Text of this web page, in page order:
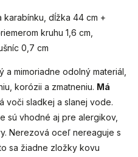
karabínku, dĺžka 44 cm +
kruhu 1,6 cm,
0,7 cm
a mimoriadne odolný materiál,
korózii a zmatneniu. Má
voči sladkej a slanej vode.
sú vhodné aj pre alergikov,
Nerezová oceľ nereaguje s
sa žiadne zložky kovu